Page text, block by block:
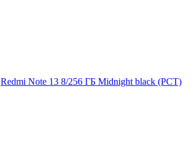
Redmi Note 13 8/256 ГБ Midnight black (РСТ)